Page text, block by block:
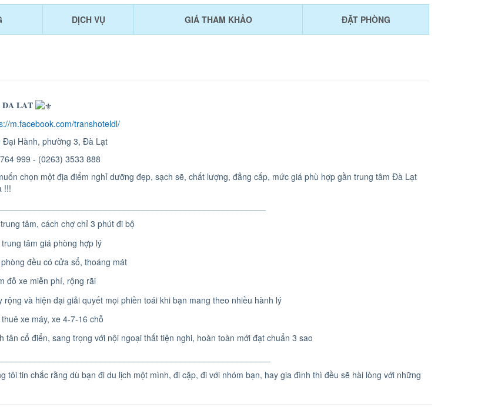
DỊCH VỤ GIÁ THAM KHẢO ĐẶT PHÒNG
𝐃𝐀 𝐋𝐀𝐓
m.facebook.com/transhoteldl/
Hành, phường 3, Đà Lạt
999 - (0263) 3533 888
chọn một địa điểm nghỉ dưỡng đẹp, sạch sẽ, chất lượng, đẳng cấp, mức giá phù hợp gần trung tâm Đà Lạt
!!!
tâm, cách chợ chỉ 3 phút đi bộ
tâm giá phòng hợp lý
đều có cửa sổ, thoáng mát
đỗ xe miễn phí, rộng rãi
rộng và hiện đại giải quyết mọi phiền toái khi bạn mang theo nhiều hành lý
xe máy, xe 4-7-16 chỗ
tân cổ điển, sang trọng với nội ngoại thất tiện nghi, hoàn toàn mới đạt chuẩn 3 sao
tôi tin chắc rằng dù bạn đi du lịch một mình, đi cặp, đi với nhóm bạn, hay gia đình thì đều sẽ hài lòng với những